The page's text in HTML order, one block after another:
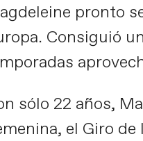
pronto
Consiguió
sólo 22 años,
el Giro